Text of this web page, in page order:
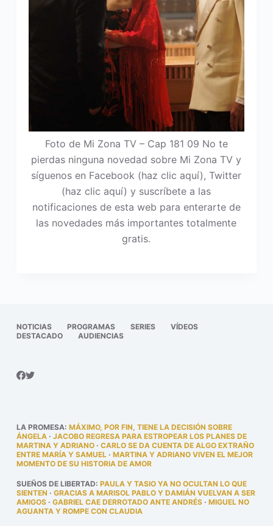
Foto de Mi Zona TV – Cap 181 09 No te
pierdas ninguna novedad sobre Mi Zona TV y
síguenos en Facebook (haz clic aquí), Twitter
(haz clic aquí) y suscríbete a las
notificaciones de esta web para enterarte de
las novedades más importantes totalmente
gratis.
NOTICIAS PROGRAMAS SERIES
VÍDEOS
DESTACADO
AUDIENCIAS
LA PROMESA: MÁXIMO, POR FIN, TIENE LA DECISIÓN SOBRE
ÁNGELA· JACOBO REGRESA PARA ESTROPEAR LOS PLANES DE
MARTINA Y ADRIANO· CARLO SE DA CUENTA DE ALGO EXTRAÑO
ENTRE MARÍA Y SAMUEL· MARTINA Y ADRIANO VIVEN EL MEJOR
MOMENTO DE SU HISTORIA DE AMOR
SUEÑOS DE LIBERTAD: PAULA Y TASIO YA NO OCULTAN LO QUE
SIENTEN · GRACIAS A MARISOL PABLO Y DAMIÁN VUELVAN A SER
AMIGOS· GABRIEL CAE DERROTADO ANTE ANDRÉS· MIGUEL NO
AGUANTA Y ROMPE CON CLAUDIA